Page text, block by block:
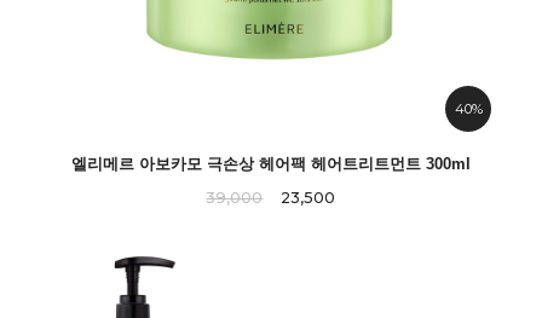
40%
엘리메르 아보카모 극손상 헤어팩 헤어트리트먼트 300ml
39,000
23,500